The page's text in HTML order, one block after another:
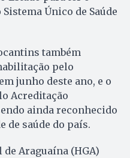
Único de Saúde
também
pelo
junho deste ano, e o
Acreditação
ainda reconhecido
de saúde do país.
Araguaína (HGA)